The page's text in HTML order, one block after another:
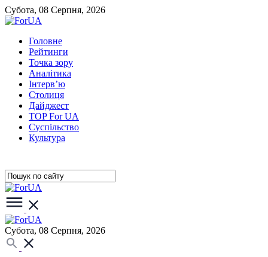
Субота, 08 Серпня, 2026
Головне
Рейтинги
Точка зору
Аналітика
Інтерв’ю
Столиця
Дайджест
TOP For UA
Суспiльство
Культура
Субота, 08 Серпня, 2026